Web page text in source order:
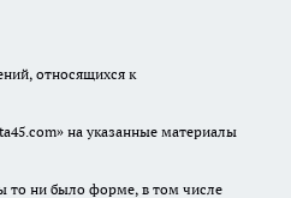
относящихся к
на указанные материалы
то ни было форме, в том числе